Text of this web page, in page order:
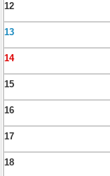
12
13
14
15
16
17
18